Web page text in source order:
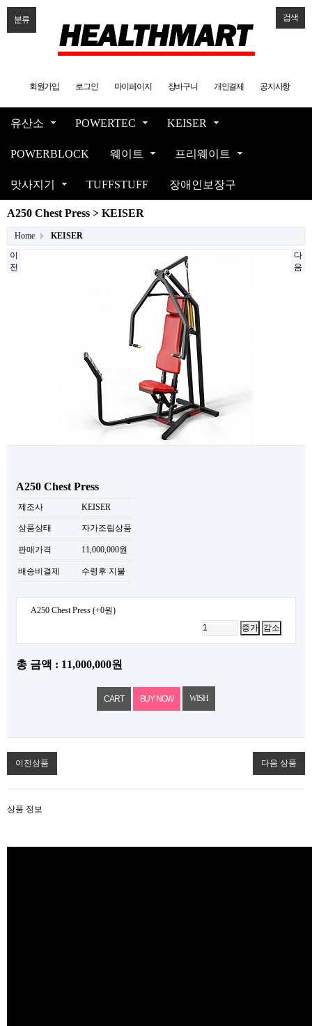
분류 검색
회원가입 로그인 마이페이지 장바구니 개인결제 공지사항
유산소 POWERTEC KEISER
POWERBLOCK 웨이트 프리웨이트
맛사지기 TUFFSTUFF 장애인보장구
A250 Chest Press > KEISER
Home
KEISER
이
전
다
음
A250 Chest Press
제조사 KEISER
상품상태 자가조립상품
판매가격 11,000,000원
배송비결제 수령후 지불
A250 Chest Press (+0원)
증가 감소
총 금액 : 11,000,000원
WISH
이전상품 다음 상품
상품 정보